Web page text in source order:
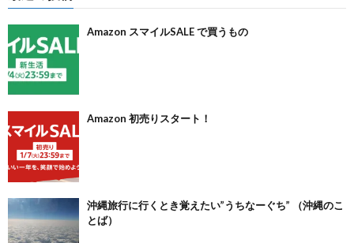
Amazon スマイルSALE で買うもの
Amazon 初売りスタート！
沖縄旅行に行くとき覚えたい”うちなーぐち” （沖縄のこ
とば）